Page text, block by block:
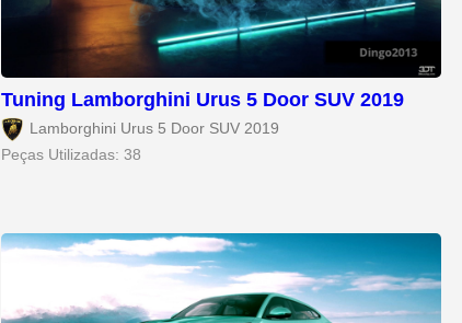
Tuning Lamborghini Urus 5 Door SUV 2019
Lamborghini Urus 5 Door SUV 2019
Peças Utilizadas: 38